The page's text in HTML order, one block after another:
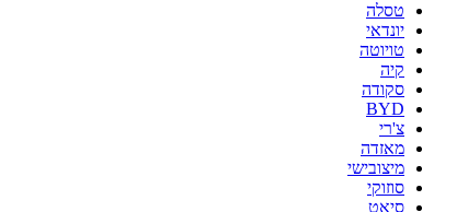
טסלה
יונדאי
טויוטה
קיה
סקודה
BYD
צ'רי
מאזדה
מיצובישי
סוזוקי
סיאט